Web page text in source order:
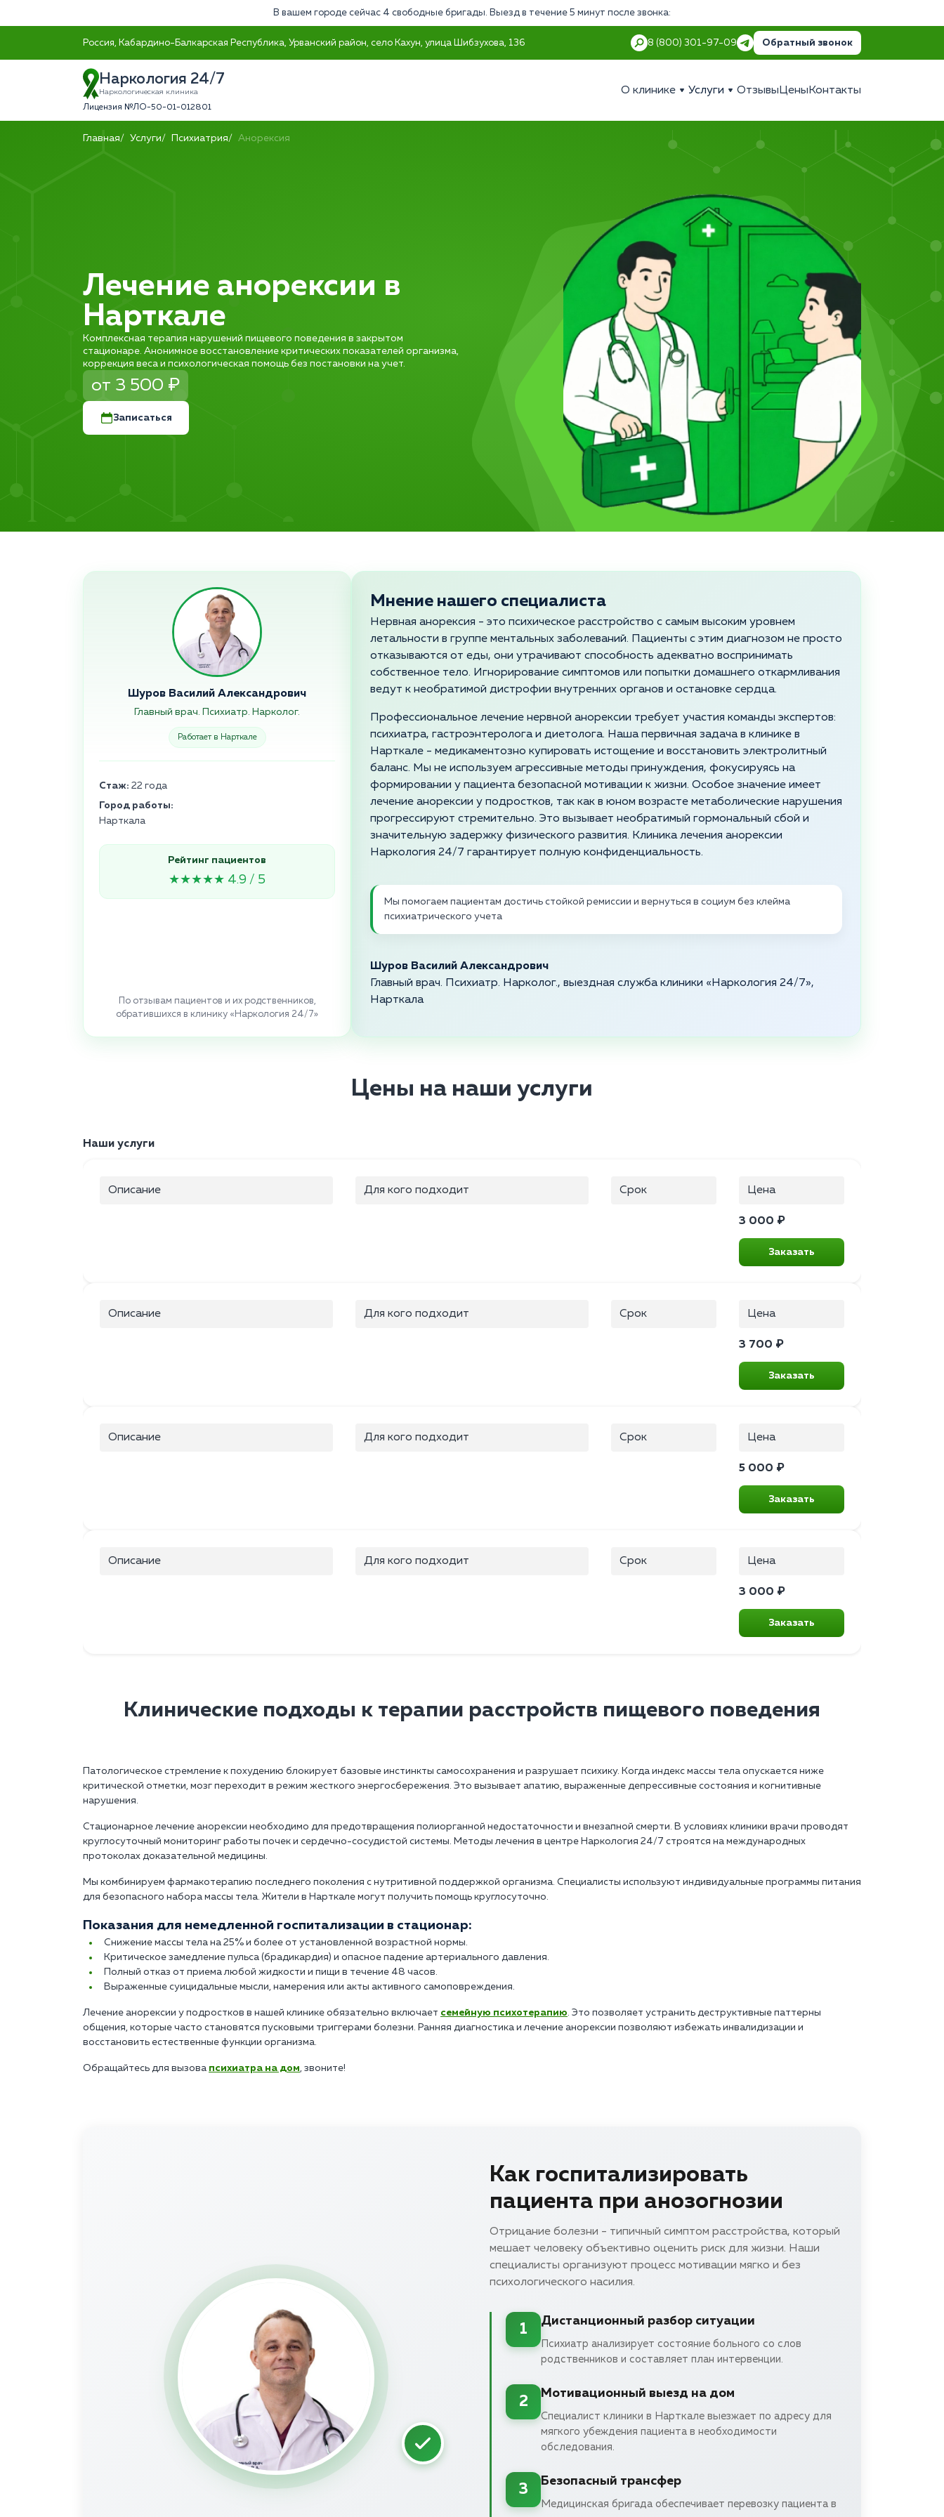
В вашем городе сейчас 4 свободные бригады. Выезд в течение 5 минут после звонка:
Россия, Кабардино-Балкарская Республика, Урванский район, село Кахун, улица Шибзухова, 136 8 (800) 301-97-09 Обратный звонок
Наркология 24/7
Наркологическая клиника
Лицензия №ЛО-50-01-012801
О клинике Услуги Отзывы Цены Контакты
Главная Услуги Психиатрия Анорексия
Лечение анорексии в
Нарткале
Комплексная терапия нарушений пищевого поведения в закрытом
стационаре. Анонимное восстановление критических показателей организма,
коррекция веса и психологическая помощь без постановки на учет.
от 3 500 ₽
Записаться
Шуров Василий Александрович
Главный врач. Психиатр. Нарколог.
Работает в Нарткале
Стаж: 22 года
Город работы:
Нарткала
Рейтинг пациентов
★★★★★ 4.9 / 5
По отзывам пациентов и их родственников,
обратившихся в клинику «Наркология 24/7»
Мнение нашего специалиста
Нервная анорексия - это психическое расстройство с самым высоким уровнем
летальности в группе ментальных заболеваний. Пациенты с этим диагнозом не просто
отказываются от еды, они утрачивают способность адекватно воспринимать
собственное тело. Игнорирование симптомов или попытки домашнего откармливания
ведут к необратимой дистрофии внутренних органов и остановке сердца.
Профессиональное лечение нервной анорексии требует участия команды экспертов:
психиатра, гастроэнтеролога и диетолога. Наша первичная задача в клинике в
Нарткале - медикаментозно купировать истощение и восстановить электролитный
баланс. Мы не используем агрессивные методы принуждения, фокусируясь на
формировании у пациента безопасной мотивации к жизни. Особое значение имеет
лечение анорексии у подростков, так как в юном возрасте метаболические нарушения
прогрессируют стремительно. Это вызывает необратимый гормональный сбой и
значительную задержку физического развития. Клиника лечения анорексии
Наркология 24/7 гарантирует полную конфиденциальность.
Мы помогаем пациентам достичь стойкой ремиссии и вернуться в социум без клейма
психиатрического учета
Шуров Василий Александрович
Главный врач. Психиатр. Нарколог., выездная служба клиники «Наркология 24/7»,
Нарткала
Цены на наши услуги
Наши услуги
Описание Для кого подходит Срок Цена
3 000 ₽
Заказать
Описание Для кого подходит Срок Цена
3 700 ₽
Заказать
Описание Для кого подходит Срок Цена
5 000 ₽
Заказать
Описание Для кого подходит Срок Цена
3 000 ₽
Заказать
Клинические подходы к терапии расстройств пищевого поведения
Патологическое стремление к похудению блокирует базовые инстинкты самосохранения и разрушает психику. Когда индекс массы тела опускается ниже
критической отметки, мозг переходит в режим жесткого энергосбережения. Это вызывает апатию, выраженные депрессивные состояния и когнитивные
нарушения.
Стационарное лечение анорексии необходимо для предотвращения полиорганной недостаточности и внезапной смерти. В условиях клиники врачи проводят
круглосуточный мониторинг работы почек и сердечно-сосудистой системы. Методы лечения в центре Наркология 24/7 строятся на международных
протоколах доказательной медицины.
Мы комбинируем фармакотерапию последнего поколения с нутритивной поддержкой организма. Специалисты используют индивидуальные программы питания
для безопасного набора массы тела. Жители в Нарткале могут получить помощь круглосуточно.
Показания для немедленной госпитализации в стационар:
Снижение массы тела на 25% и более от установленной возрастной нормы.
Критическое замедление пульса (брадикардия) и опасное падение артериального давления.
Полный отказ от приема любой жидкости и пищи в течение 48 часов.
Выраженные суицидальные мысли, намерения или акты активного самоповреждения.
Лечение анорексии у подростков в нашей клинике обязательно включает семейную психотерапию. Это позволяет устранить деструктивные паттерны
общения, которые часто становятся пусковыми триггерами болезни. Ранняя диагностика и лечение анорексии позволяют избежать инвалидизации и
восстановить естественные функции организма.
Обращайтесь для вызова психиатра на дом, звоните!
Как госпитализировать
пациента при анозогнозии
Отрицание болезни - типичный симптом расстройства, который
мешает человеку объективно оценить риск для жизни. Наши
специалисты организуют процесс мотивации мягко и без
психологического насилия.
1
Дистанционный разбор ситуации
Психиатр анализирует состояние больного со слов
родственников и составляет план интервенции.
2
Мотивационный выезд на дом
Специалист клиники в Нарткале выезжает по адресу для
мягкого убеждения пациента в необходимости
обследования.
3
Безопасный трансфер
Медицинская бригада обеспечивает перевозку пациента в